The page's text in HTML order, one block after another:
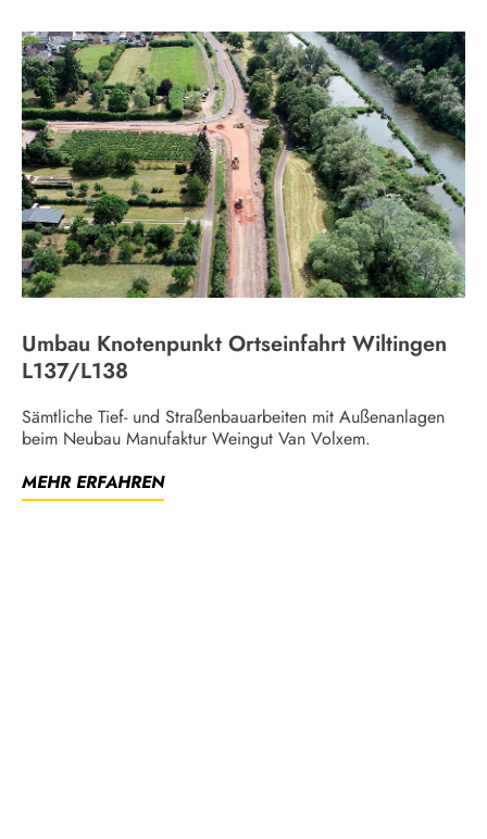
Umbau Knotenpunkt Ortseinfahrt Wiltingen
L137/L138
Sämtliche Tief- und Straßenbauarbeiten mit Außenanlagen
beim Neubau Manufaktur Weingut Van Volxem.
MEHR ERFAHREN